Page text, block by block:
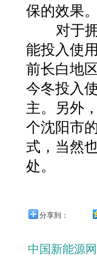
保的效果。
对于
能投入使
前长白地
今冬投入
主。另外
个沈阳市
式，当然
处。
分享到：
中国新能源